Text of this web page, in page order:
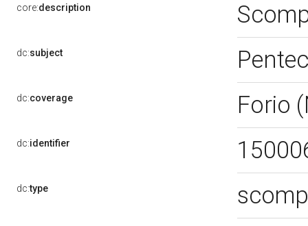
core:description
dc:subject
dc:coverage Forio
dc:identifier
dc:type